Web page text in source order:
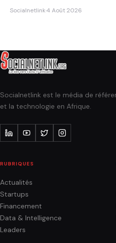
Socialnetlink·4 Août 2026
Socialnetlink est le média de
et la technologie en Afrique.
RUBRIQUES
Actualités
Startups
Financement
Data & Intelligence
Leaders